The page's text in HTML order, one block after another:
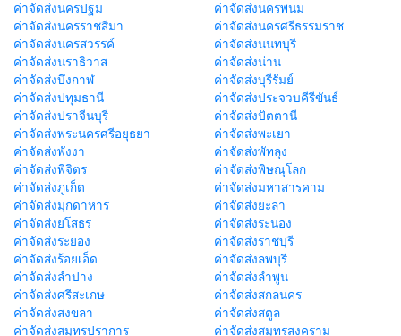
ค่าจัดส่งนครปฐม
ค่าจัดส่งนครพนม
ค่าจัดส่งนครราชสีมา
ค่าจัดส่งนครศรีธรรมราช
ค่าจัดส่งนครสวรรค์
ค่าจัดส่งนนทบุรี
ค่าจัดส่งนราธิวาส
ค่าจัดส่งน่าน
ค่าจัดส่งบึงกาฬ
ค่าจัดส่งบุรีรัมย์
ค่าจัดส่งปทุมธานี
ค่าจัดส่งประจวบคีรีขันธ์
ค่าจัดส่งปราจีนบุรี
ค่าจัดส่งปัตตานี
ค่าจัดส่งพระนครศรีอยุธยา
ค่าจัดส่งพะเยา
ค่าจัดส่งพังงา
ค่าจัดส่งพัทลุง
ค่าจัดส่งพิจิตร
ค่าจัดส่งพิษณุโลก
ค่าจัดส่งภูเก็ต
ค่าจัดส่งมหาสารคาม
ค่าจัดส่งมุกดาหาร
ค่าจัดส่งยะลา
ค่าจัดส่งยโสธร
ค่าจัดส่งระนอง
ค่าจัดส่งระยอง
ค่าจัดส่งราชบุรี
ค่าจัดส่งร้อยเอ็ด
ค่าจัดส่งลพบุรี
ค่าจัดส่งลำปาง
ค่าจัดส่งลำพูน
ค่าจัดส่งศรีสะเกษ
ค่าจัดส่งสกลนคร
ค่าจัดส่งสงขลา
ค่าจัดส่งสตูล
ค่าจัดส่งสมุทรปราการ
ค่าจัดส่งสมุทรสงคราม